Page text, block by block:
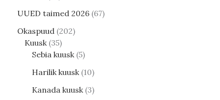
UUED taimed 2026 67
Okaspuud 202
Kuusk 35
Sebia kuusk 5
Harilik kuusk 10
Kanada kuusk 3